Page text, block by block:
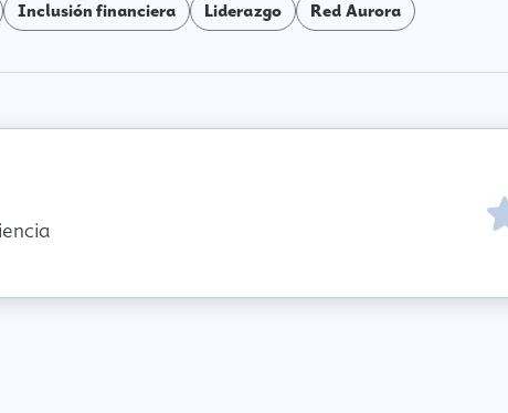
Inclusión financiera Liderazgo Red Aurora